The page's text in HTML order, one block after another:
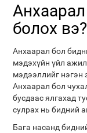
болох вэ?
Анхаарал бол
мэдэхүйн үйл
мэдээллийг нэгэн
Анхаарал бол
бусдаас ялгахад
сулрах нь бидний
Бага насанд